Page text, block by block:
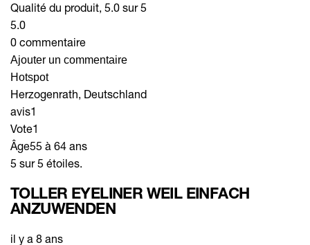
Qualité du produit, 5.0 sur 5
5.0
0 commentaire
Ajouter un commentaire
Hotspot
Herzogenrath, Deutschland
avis1
Vote1
Âge55 à 64 ans
5 sur 5 étoiles.
TOLLER EYELINER WEIL EINFACH
ANZUWENDEN
il y a 8 ans